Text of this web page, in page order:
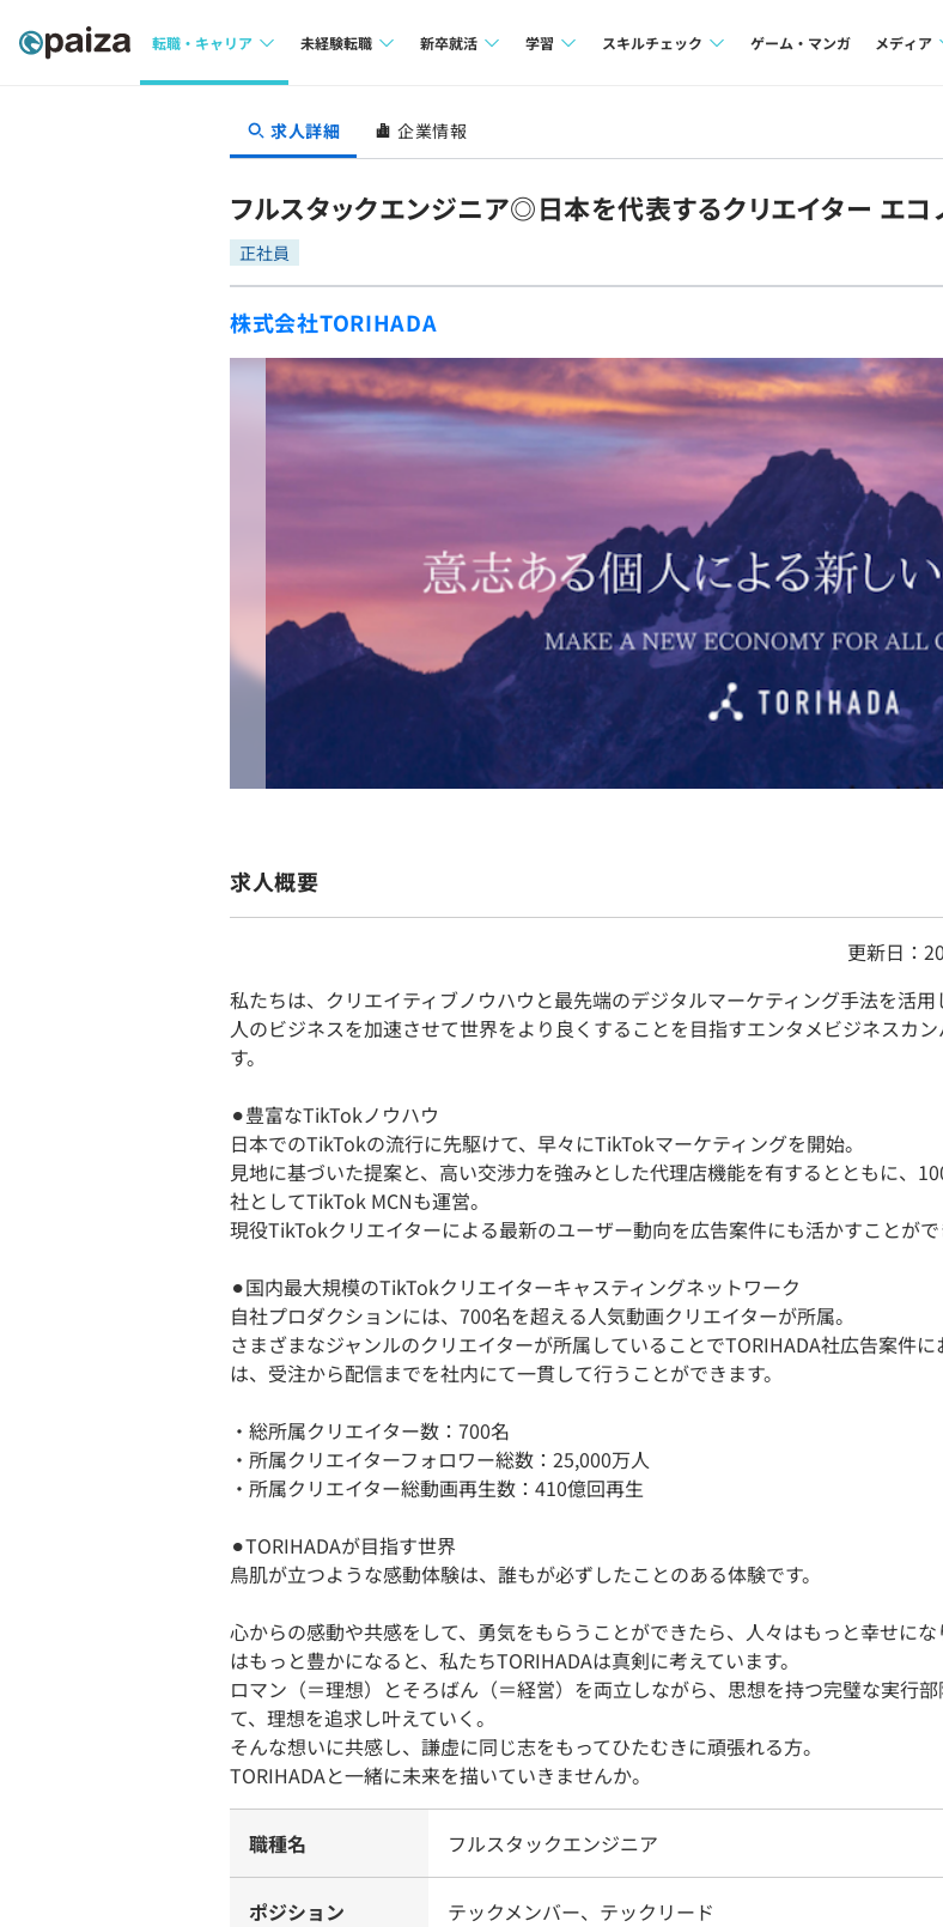
転職・キャリア
転職成功ガイド
転職エージェント
未経験転職
求人検索
転職成功ガイド
新卒就活
本選考
インタビュー
就活成功ガイド
学習
4択課題
プラン
個人向けプラン
契約内容・クーポン
スキルチェック
評価結果一覧
ゲーム・マンガ メディア
note
求人詳細 企業情報
フルスタックエンジニア◎日本を代表するクリエイター エコ
正社員
株式会社TORIHADA
求人概要
更新日：
私たちは、クリエイティブノウハウと最先端のデジタルマーケティング手法を活用
人のビジネスを加速させて世界をより良くすることを目指すエンタメビジネスカン
す。
⚫︎豊富なTikTokノウハウ
日本でのTikTokの流行に先駆けて、早々にTikTokマーケティングを開始。
見地に基づいた提案と、高い交渉力を強みとした代理店機能を有するとともに、
社としてTikTok MCNも運営。
現役TikTokクリエイターによる最新のユーザー動向を広告案件にも活かすことがで
⚫︎国内最大規模のTikTokクリエイターキャスティングネットワーク
自社プロダクションには、700名を超える人気動画クリエイターが所属。
さまざまなジャンルのクリエイターが所属していることでTORIHADA社広告案件に
は、受注から配信までを社内にて一貫して行うことができます。
・総所属クリエイター数：700名
・所属クリエイターフォロワー総数：25,000万人
・所属クリエイター総動画再生数：410億回再生
⚫︎TORIHADAが目指す世界
鳥肌が立つような感動体験は、誰もが必ずしたことのある体験です。
心からの感動や共感をして、勇気をもらうことができたら、人々はもっと幸せにな
はもっと豊かになると、私たちTORIHADAは真剣に考えています。
ロマン（＝理想）とそろばん（＝経営）を両立しながら、思想を持つ完璧な実行
て、理想を追求し叶えていく。
そんな想いに共感し、謙虚に同じ志をもってひたむきに頑張れる方。
TORIHADAと一緒に未来を描いていきませんか。
職種名 フルスタックエンジニア
ポジション テックメンバー、テックリード